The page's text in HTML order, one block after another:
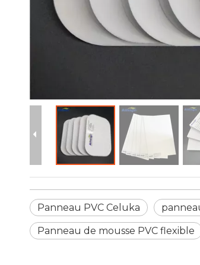
Panneau PVC Celuka
Panneau de mousse PVC flexible